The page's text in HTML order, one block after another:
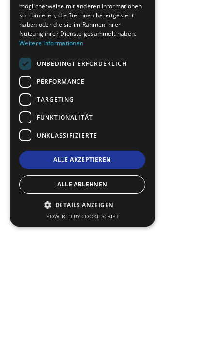
ROMANIAN
TURKISH
möglicherweise mit anderen Informationen
kombinieren, die Sie ihnen bereitgestellt
haben oder die sie im Rahmen Ihrer
Nutzung ihrer Dienste gesammelt haben.
Weitere Informationen
UNBEDINGT ERFORDERLICH
PERFORMANCE
TARGETING
FUNKTIONALITÄT
UNKLASSIFIZIERTE
ALLE AKZEPTIEREN
ALLE ABLEHNEN
DETAILS ANZEIGEN
POWERED BY COOKIESCRIPT